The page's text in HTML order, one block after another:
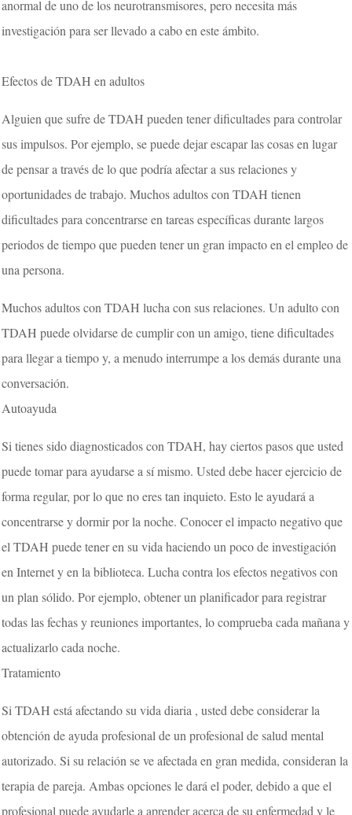
anormal de uno de los neurotransmisores, pero necesita más
investigación para ser llevado a cabo en este ámbito.
Efectos de TDAH en adultos
Alguien que sufre de TDAH pueden tener dificultades para controlar
sus impulsos. Por ejemplo, se puede dejar escapar las cosas en lugar
de pensar a través de lo que podría afectar a sus relaciones y
oportunidades de trabajo. Muchos adultos con TDAH tienen
dificultades para concentrarse en tareas específicas durante largos
periodos de tiempo que pueden tener un gran impacto en el empleo de
una persona.
Muchos adultos con TDAH lucha con sus relaciones. Un adulto con
TDAH puede olvidarse de cumplir con un amigo, tiene dificultades
para llegar a tiempo y, a menudo interrumpe a los demás durante una
conversación.
Autoayuda
Si tienes sido diagnosticados con TDAH, hay ciertos pasos que usted
puede tomar para ayudarse a sí mismo. Usted debe hacer ejercicio de
forma regular, por lo que no eres tan inquieto. Esto le ayudará a
concentrarse y dormir por la noche. Conocer el impacto negativo que
el TDAH puede tener en su vida haciendo un poco de investigación
en Internet y en la biblioteca. Lucha contra los efectos negativos con
un plan sólido. Por ejemplo, obtener un planificador para registrar
todas las fechas y reuniones importantes, lo comprueba cada mañana y
actualizarlo cada noche.
Tratamiento
Si TDAH está afectando su vida diaria , usted debe considerar la
obtención de ayuda profesional de un profesional de salud mental
autorizado. Si su relación se ve afectada en gran medida, consideran la
terapia de pareja. Ambas opciones le dará el poder, debido a que el
profesional puede ayudarle a aprender acerca de su enfermedad y le